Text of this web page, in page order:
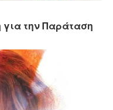
την Παράταση